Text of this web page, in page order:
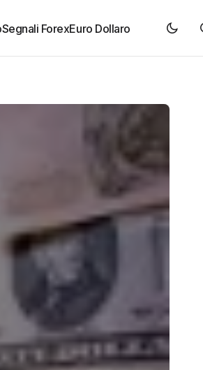
Segnali ForexEuro Dollaro